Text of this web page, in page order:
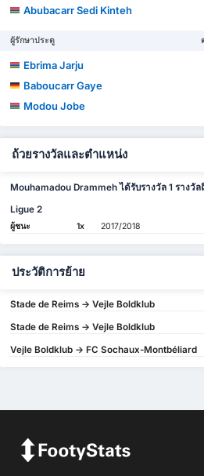
Abubacarr Sedi Kinteh
ผู้รักษาประตู
Ebrima Jarju
Baboucarr Gaye
Modou Jobe
ถ้วยรางวัลและตำแหน่ง
Mouhamadou Drammeh ได้รับรางวัล 1 ราง
Ligue 2
ผู้ชนะ 1x 2017/2018
ประวัติการย้าย
Stade de Reims -> Vejle Boldklub
Stade de Reims -> Vejle Boldklub
Vejle Boldklub -> FC Sochaux-Montbéliard